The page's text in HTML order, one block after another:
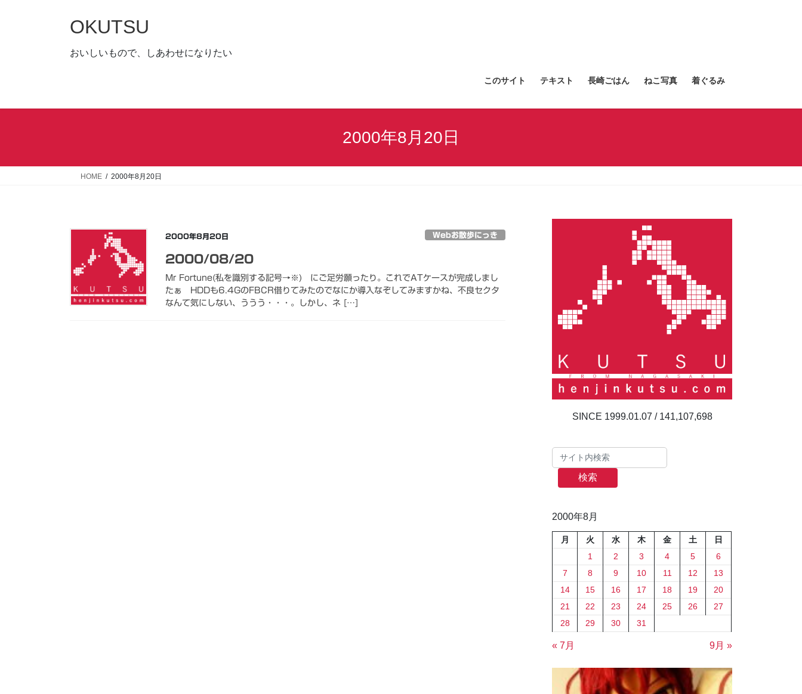
キ
に
OKUTSU
おいしいもので、しあわせになりたい
このサイト テキスト 長崎ごはん ねこ写真 着ぐるみ
2000年8月20日
HOME 2000年8月20日
2000年8月20日 Webお散歩にっき
2000/08/20
Mr Fortune(私を識別する記号→※) にご足労願ったり。これでATケースが完成しまし
たぁ HDDも6.4GのFBCR借りてみたのでなにか導入なぞしてみますかね、不良セクタ
なんて気にしない、ううう・・・。しかし、ネ […]
141,107,698
検索
2000年8月
月 火 水 木 金 土
日
1
2 3 4 5
6
7
8 9 10 11 12
13
14
15 16 17 18 19
20
21
22 23 24 25 26
27
28
29 30 31
« 7月 9月 »